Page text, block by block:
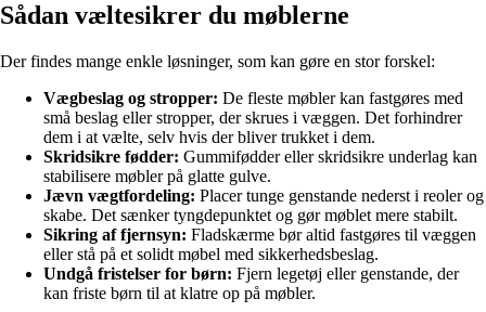
Sådan væltesikrer du møblerne
Der findes mange enkle løsninger, som kan gøre en stor forskel:
Vægbeslag og stropper: De fleste møbler kan fastgøres med
små beslag eller stropper, der skrues i væggen. Det forhindrer
dem i at vælte, selv hvis der bliver trukket i dem.
Skridsikre fødder: Gummifødder eller skridsikre underlag kan
stabilisere møbler på glatte gulve.
Jævn vægtfordeling: Placer tunge genstande nederst i reoler og
skabe. Det sænker tyngdepunktet og gør møblet mere stabilt.
Sikring af fjernsyn: Fladskærme bør altid fastgøres til væggen
eller stå på et solidt møbel med sikkerhedsbeslag.
Undgå fristelser for børn: Fjern legetøj eller genstande, der
kan friste børn til at klatre op på møbler.